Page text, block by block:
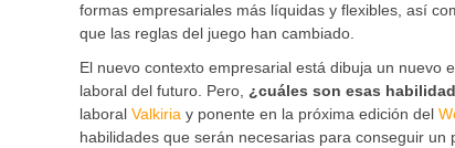
formas empresariales más líquidas y flexibles, así
que las reglas del juego han cambiado.
El nuevo contexto empresarial está dibuja un nuevo
laboral del futuro. Pero, ¿cuáles son esas
laboral Valkiria y ponente en la próxima edición del
habilidades que serán necesarias para conseguir